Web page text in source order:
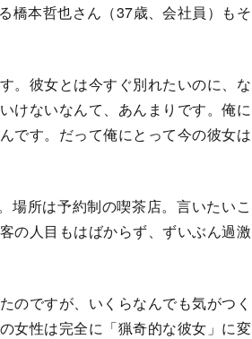
橋本哲也さん（37歳、会社員）もそ
。彼女とは今すぐ別れたいのに、な
ないなんて、あんまりです。俺に
です。だって俺にとって今の彼女は
所は予約制の喫茶店。言いたいこ
の人目もはばからず、ずいぶん過激
のですが、いくらなんでも気がつく
女性は完全に「猟奇的な彼女」に変